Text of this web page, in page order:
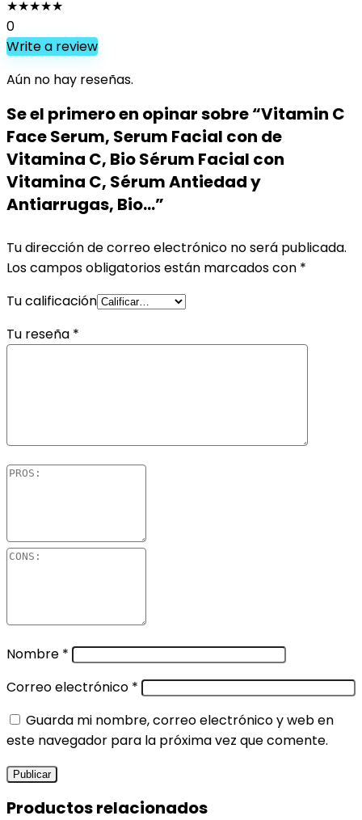
★★★★★
0
Write a review
Aún no hay reseñas.
Se el primero en opinar sobre “Vitamin C
Face Serum, Serum Facial con de
Vitamina C, Bio Sérum Facial con
Vitamina C, Sérum Antiedad y
Antiarrugas, Bio…”
Tu dirección de correo electrónico no será publicada.
Los campos obligatorios están marcados con *
Tu calificación
Tu reseña *
Nombre *
Correo electrónico *
Guarda mi nombre, correo electrónico y web en
este navegador para la próxima vez que comente.
Productos relacionados